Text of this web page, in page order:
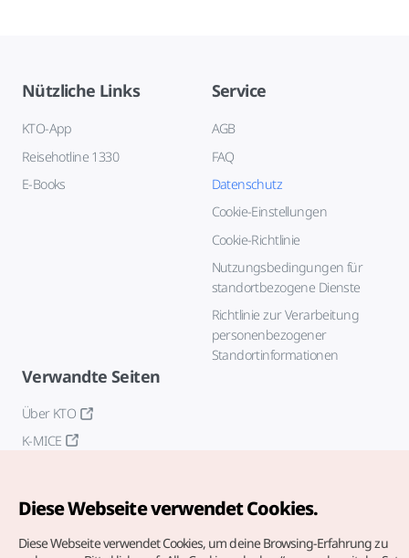
Nützliche Links
KTO-App
Reisehotline 1330
E-Books
Service
AGB
FAQ
Datenschutz
Cookie-Einstellungen
Cookie-Richtlinie
Nutzungsbedingungen für
standortbezogene Dienste
Richtlinie zur Verarbeitung
personenbezogener
Standortinformationen
Verwandte Seiten
Über KTO
K-MICE
Diese Webseite verwendet Cookies.
Diese Webseite verwendet Cookies, um deine Browsing-Erfahrung zu